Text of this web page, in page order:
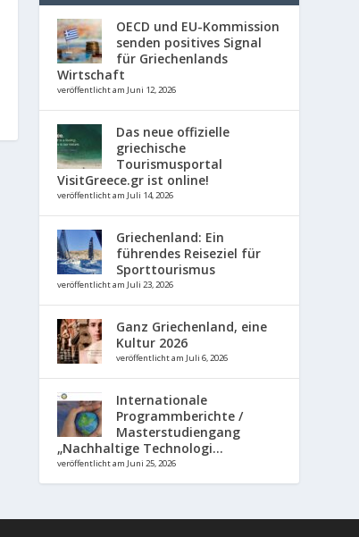
OECD und EU-Kommission
senden positives Signal
für Griechenlands
Wirtschaft
veröffentlicht am Juni 12, 2026
Das neue offizielle
griechische
Tourismusportal
VisitGreece.gr ist online!
veröffentlicht am Juli 14, 2026
Griechenland: Ein
führendes Reiseziel für
Sporttourismus
veröffentlicht am Juli 23, 2026
Ganz Griechenland, eine
Kultur 2026
veröffentlicht am Juli 6, 2026
Internationale
Programmberichte /
Masterstudiengang
„Nachhaltige Technologi...
veröffentlicht am Juni 25, 2026